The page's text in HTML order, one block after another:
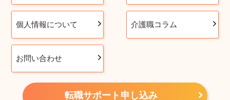
個人情報について 介護職コラム
お問い合わせ
転職サポート申し込み